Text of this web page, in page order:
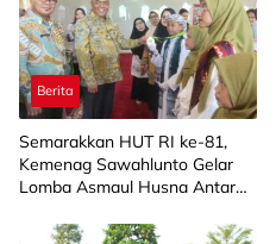
Berita
Semarakkan HUT RI ke-81,
Kemenag Sawahlunto Gelar
Lomba Asmaul Husna Antar